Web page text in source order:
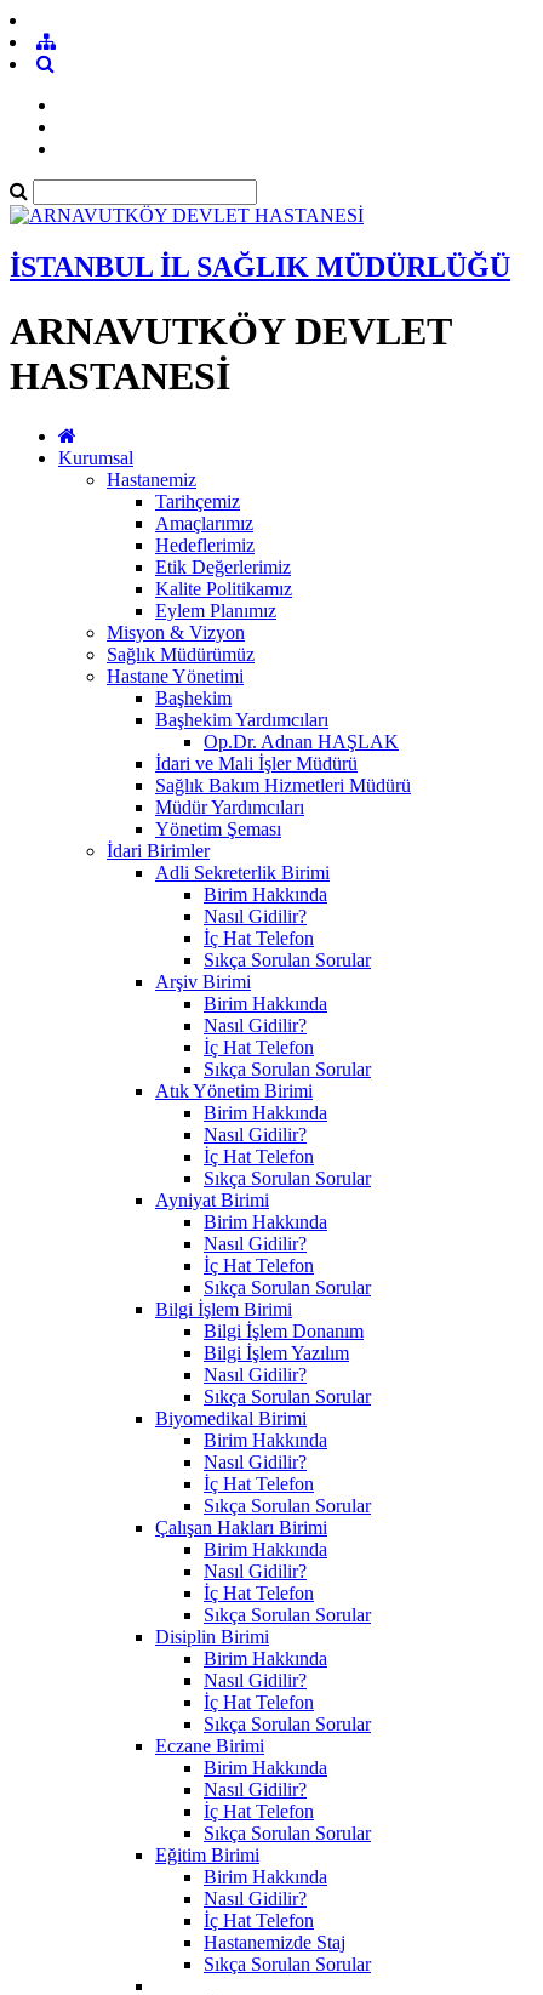
İSTANBUL İL SAĞLIK MÜDÜRLÜĞÜ
ARNAVUTKÖY DEVLET
HASTANESİ
Kurumsal
Hastanemiz
Tarihçemiz
Amaçlarımız
Hedeflerimiz
Etik Değerlerimiz
Kalite Politikamız
Eylem Planımız
Misyon & Vizyon
Sağlık Müdürümüz
Hastane Yönetimi
Başhekim
Başhekim Yardımcıları
Op.Dr. Adnan HAŞLAK
İdari ve Mali İşler Müdürü
Sağlık Bakım Hizmetleri Müdürü
Müdür Yardımcıları
Yönetim Şeması
İdari Birimler
Adli Sekreterlik Birimi
Birim Hakkında
Nasıl Gidilir?
İç Hat Telefon
Sıkça Sorulan Sorular
Arşiv Birimi
Birim Hakkında
Nasıl Gidilir?
İç Hat Telefon
Sıkça Sorulan Sorular
Atık Yönetim Birimi
Birim Hakkında
Nasıl Gidilir?
İç Hat Telefon
Sıkça Sorulan Sorular
Ayniyat Birimi
Birim Hakkında
Nasıl Gidilir?
İç Hat Telefon
Sıkça Sorulan Sorular
Bilgi İşlem Birimi
Bilgi İşlem Donanım
Bilgi İşlem Yazılım
Nasıl Gidilir?
Sıkça Sorulan Sorular
Biyomedikal Birimi
Birim Hakkında
Nasıl Gidilir?
İç Hat Telefon
Sıkça Sorulan Sorular
Çalışan Hakları Birimi
Birim Hakkında
Nasıl Gidilir?
İç Hat Telefon
Sıkça Sorulan Sorular
Disiplin Birimi
Birim Hakkında
Nasıl Gidilir?
İç Hat Telefon
Sıkça Sorulan Sorular
Eczane Birimi
Birim Hakkında
Nasıl Gidilir?
İç Hat Telefon
Sıkça Sorulan Sorular
Eğitim Birimi
Birim Hakkında
Nasıl Gidilir?
İç Hat Telefon
Hastanemizde Staj
Sıkça Sorulan Sorular